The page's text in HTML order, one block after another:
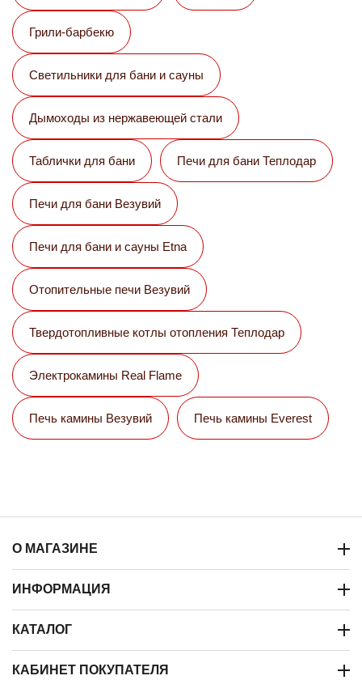
Грили-барбекю
Светильники для бани и сауны
Дымоходы из нержавеющей стали
Таблички для бани Печи для бани Теплодар
Печи для бани Везувий
Печи для бани и сауны Etna
Отопительные печи Везувий
Твердотопливные котлы отопления Теплодар
Электрокамины Real Flame
Печь камины Везувий Печь камины Everest
О МАГАЗИНЕ
ИНФОРМАЦИЯ
КАТАЛОГ
КАБИНЕТ ПОКУПАТЕЛЯ